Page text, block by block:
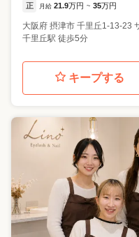
正 月給 21.9万円 ~ 35万円
大阪府 摂津市 千里丘1-13-23
千里丘駅 徒歩5分
キープする